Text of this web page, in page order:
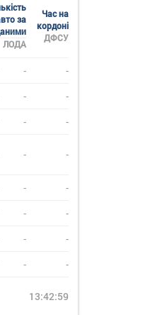
за
Час на
кордоні
ДФСУ
ЛОДА
-
-
-
-
-
-
- -
-
-
-
-
-
-
- -
13:42:59